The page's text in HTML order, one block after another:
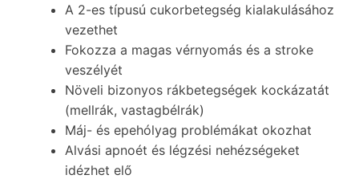
A 2-es típusú cukorbetegség kialakulásához
vezethet
Fokozza a magas vérnyomás és a stroke
veszélyét
Növeli bizonyos rákbetegségek kockázatát
(mellrák, vastagbélrák)
Máj- és epehólyag problémákat okozhat
Alvási apnoét és légzési nehézségeket
idézhet elő